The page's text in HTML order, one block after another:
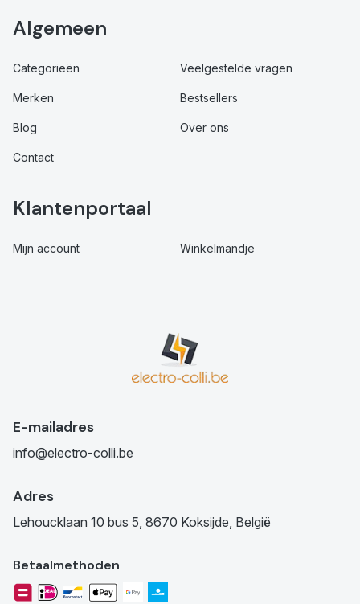
Algemeen
Categorieën Veelgestelde vragen
Merken Bestsellers
Blog Over ons
Contact
Klantenportaal
Mijn account Winkelmandje
E-mailadres
info@electro-colli.be
Adres
Lehoucklaan 10 bus 5, 8670 Koksijde, België
Betaalmethoden